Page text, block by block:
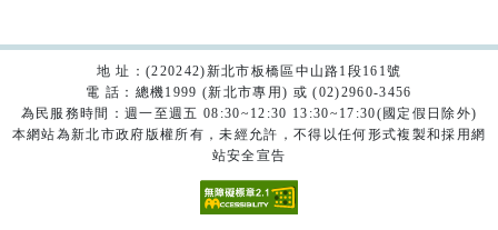
地 址：(220242)新北市板橋區中山路1段161號
電 話：總機1999 (新北市專用) 或 (02)2960-3456
為民服務時間：週一至週五 08:30~12:30 13:30~17:30(國定假日除外)
本網站為新北市政府版權所有，未經允許，不得以任何形式複製和採用網
站安全宣告